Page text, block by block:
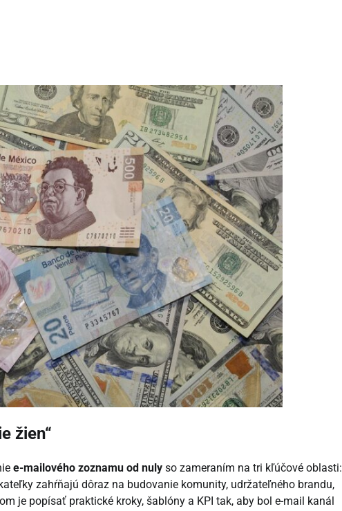
žien“
e-mailového zoznamu od nuly so zameraním na tri kľúčové oblasti:
zahŕňajú dôraz na budovanie komunity, udržateľného brandu,
je popísať praktické kroky, šablóny a KPI tak, aby bol e-mail kanál